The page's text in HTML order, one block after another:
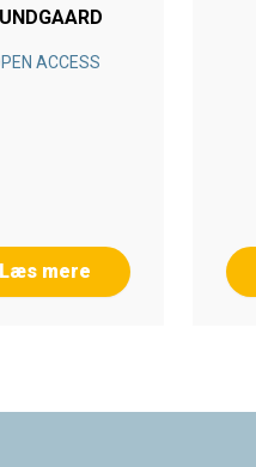
ACCESS
Læs mere